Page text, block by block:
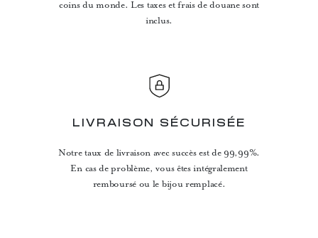
coins du monde. Les taxes et frais de douane sont
inclus.
LIVRAISON SÉCURISÉE
Notre taux de livraison avec succès est de 99,99%.
En cas de problème, vous êtes intégralement
remboursé ou le bijou remplacé.